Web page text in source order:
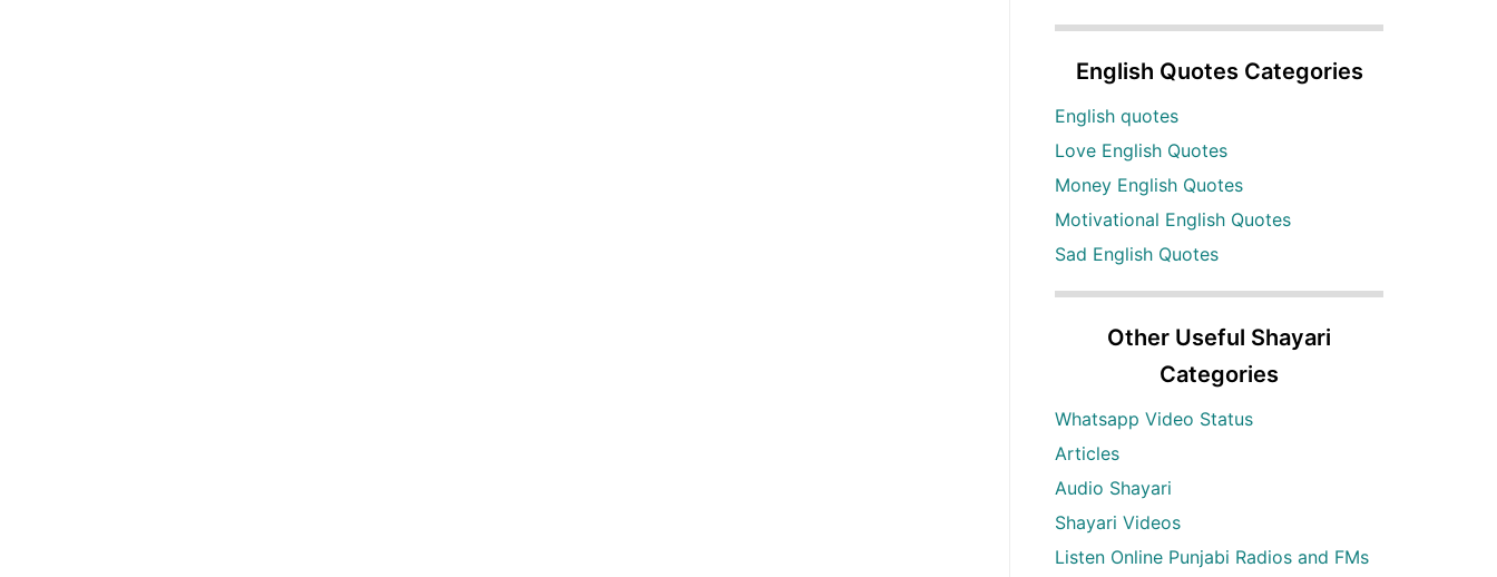
English Quotes Categories
English quotes
Love English Quotes
Money English Quotes
Motivational English Quotes
Sad English Quotes
Other Useful Shayari
Categories
Whatsapp Video Status
Articles
Audio Shayari
Shayari Videos
Listen Online Punjabi Radios and FMs